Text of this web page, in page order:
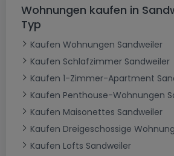
Wohnungen kaufen in
Typ
Kaufen Wohnungen Sandweiler
Kaufen Schlafzimmer Sandweiler
Kaufen 1-Zimmer-Apartment
Kaufen Penthouse-Wohnungen
Kaufen Maisonettes Sandweiler
Kaufen Dreigeschossige
Kaufen Lofts Sandweiler